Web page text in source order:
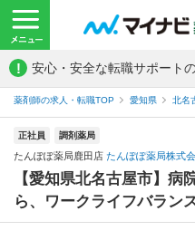
! 安心・安全な転職サポート
薬剤師の求人・転職TOP 愛知県 北名
正社員 調剤薬局
たんぽぽ薬局鹿田店 たんぽぽ薬局株式
【愛知県北名古屋市】病
ら、ワークライフバラン